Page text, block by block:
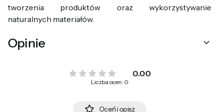
tworzenia produktów oraz wykorzystywanie
naturalnych materiałów.
Opinie
0.00
Liczba ocen: 0
Oceń i opisz